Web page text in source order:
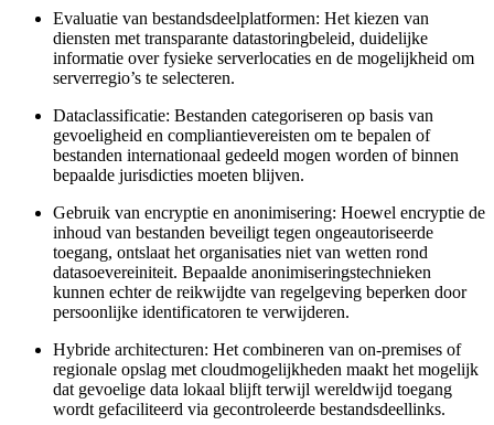
Evaluatie van bestandsdeelplatformen: Het kiezen van
diensten met transparante datastoringbeleid, duidelijke
informatie over fysieke serverlocaties en de mogelijkheid om
serverregio’s te selecteren.
Dataclassificatie: Bestanden categoriseren op basis van
gevoeligheid en compliantievereisten om te bepalen of
bestanden internationaal gedeeld mogen worden of binnen
bepaalde jurisdicties moeten blijven.
Gebruik van encryptie en anonimisering: Hoewel encryptie de
inhoud van bestanden beveiligt tegen ongeautoriseerde
toegang, ontslaat het organisaties niet van wetten rond
datasoevereiniteit. Bepaalde anonimiseringstechnieken
kunnen echter de reikwijdte van regelgeving beperken door
persoonlijke identificatoren te verwijderen.
Hybride architecturen: Het combineren van on-premises of
regionale opslag met cloudmogelijkheden maakt het mogelijk
dat gevoelige data lokaal blijft terwijl wereldwijd toegang
wordt gefaciliteerd via gecontroleerde bestandsdeellinks.